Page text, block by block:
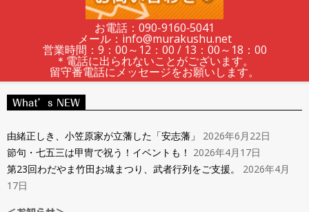
レ
ン
タ
ル
お電話：090-9160‐5041
メール：info@murakushu.net
営業時間：9：00～12：00 / 13：00～18：00
＊電話に出られないことがございます。
留守番電話にメッセージをお願いします。
Navigation
What’s NEW
由緒正しき、小笠原家が立藩した「安志藩」
2026年6月22日
節句・七五三は甲冑で祝う！イベントも！ 2026年4月17日
第23回わだやま竹田お城まつり、武者行列をご支援。
2026年4月
17日